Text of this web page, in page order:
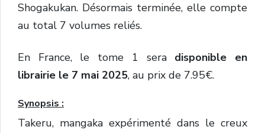
Shogakukan. Désormais terminée, elle compte
au total 7 volumes reliés.
En France, le tome 1 sera disponible en
librairie le 7 mai 2025, au prix de 7.95€.
Synopsis :
Takeru, mangaka expérimenté dans le creux